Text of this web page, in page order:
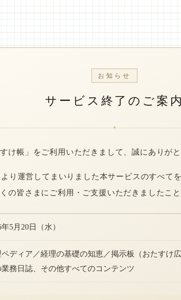
お知らせ
サービス終了のご案内
*
け帳」をご利用いただきまして、誠にありがと
り運営してまいりました本サービスのすべて
の皆さまにご利用・ご支援いただきましたこ
年5月20日（水）
ディア／経理の基礎の知恵／掲示板（おたすけ
務日誌、その他すべてのコンテンツ